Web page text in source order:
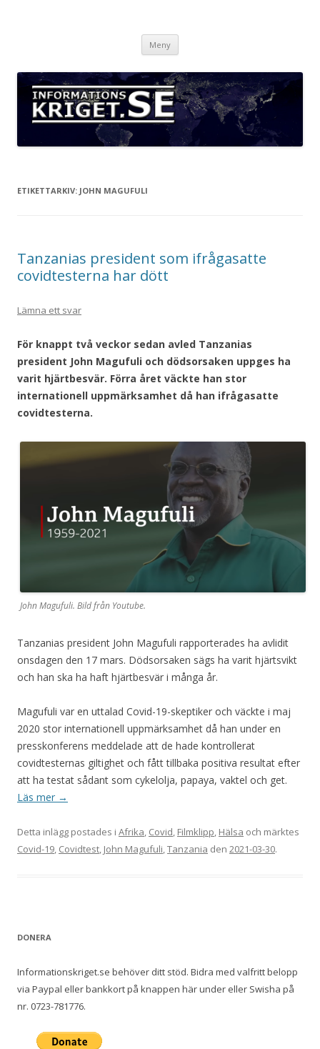
Meny
ETIKETTARKIV: JOHN MAGUFULI
Tanzanias president som ifrågasatte
covidtesterna har dött
Lämna ett svar
För knappt två veckor sedan avled Tanzanias
president John Magufuli och dödsorsaken uppges ha
varit hjärtbesvär. Förra året väckte han stor
internationell uppmärksamhet då han ifrågasatte
covidtesterna.
John Magufuli. Bild från Youtube.
Tanzanias president John Magufuli rapporterades ha avlidit
onsdagen den 17 mars. Dödsorsaken sägs ha varit hjärtsvikt
och han ska ha haft hjärtbesvär i många år.
Magufuli var en uttalad Covid-19-skeptiker och väckte i maj
2020 stor internationell uppmärksamhet då han under en
presskonferens meddelade att de hade kontrollerat
covidtesternas giltighet och fått tillbaka positiva resultat efter
att ha testat sådant som cykelolja, papaya, vaktel och get.
Läs mer →
Detta inlägg postades i Afrika, Covid, Filmklipp, Hälsa och märktes
Covid-19, Covidtest, John Magufuli,Tanzania den 2021-03-30.
DONERA
Informationskriget.se behöver ditt stöd. Bidra med valfritt belopp
via Paypal eller bankkort på knappen här under eller Swisha på
nr. 0723-781776.